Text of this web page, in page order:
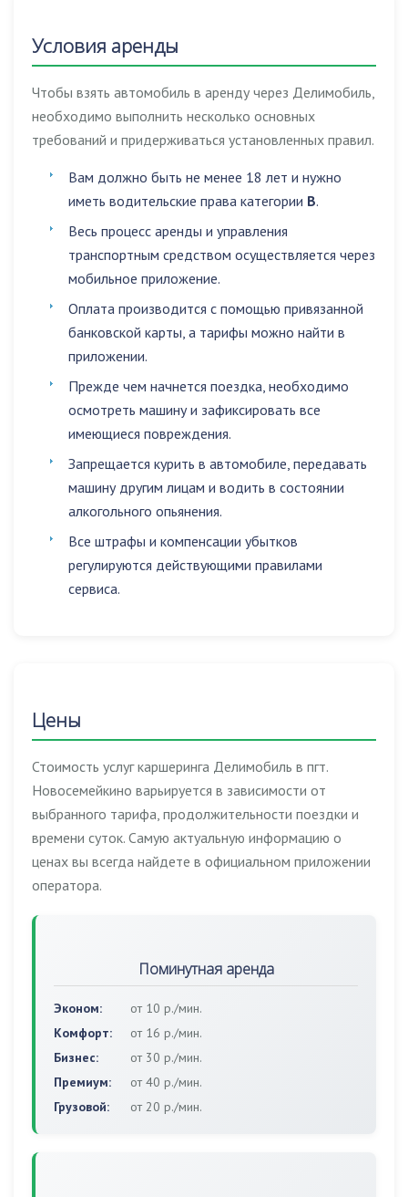
Условия аренды
Чтобы взять автомобиль в аренду через Делимобиль,
необходимо выполнить несколько основных
требований и придерживаться установленных правил.
Вам должно быть не менее 18 лет и нужно
иметь водительские права категории B.
Весь процесс аренды и управления
транспортным средством осуществляется через
мобильное приложение.
Оплата производится с помощью привязанной
банковской карты, а тарифы можно найти в
приложении.
Прежде чем начнется поездка, необходимо
осмотреть машину и зафиксировать все
имеющиеся повреждения.
Запрещается курить в автомобиле, передавать
машину другим лицам и водить в состоянии
алкогольного опьянения.
Все штрафы и компенсации убытков
регулируются действующими правилами
сервиса.
Цены
Стоимость услуг каршеринга Делимобиль в пгт.
Новосемейкино варьируется в зависимости от
выбранного тарифа, продолжительности поездки и
времени суток. Самую актуальную информацию о
ценах вы всегда найдете в официальном приложении
оператора.
Поминутная аренда
Эконом:
от 10 р./мин.
Комфорт:
от 16 р./мин.
Бизнес:
от 30 р./мин.
Премиум:
от 40 р./мин.
Грузовой:
от 20 р./мин.